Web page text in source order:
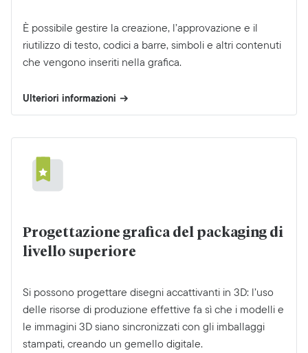
È possibile gestire la creazione, l’approvazione e il
riutilizzo di testo, codici a barre, simboli e altri contenuti
che vengono inseriti nella grafica.
Ulteriori informazioni
Progettazione grafica del packaging di
livello superiore
Si possono progettare disegni accattivanti in 3D: l’uso
delle risorse di produzione effettive fa sì che i modelli e
le immagini 3D siano sincronizzati con gli imballaggi
stampati, creando un gemello digitale.